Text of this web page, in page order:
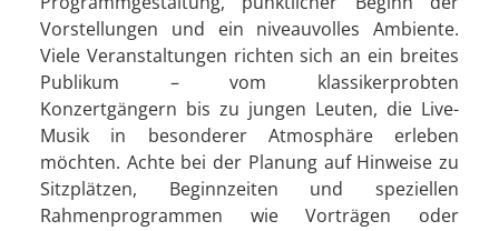
Vorstellungen und ein niveauvolles Ambiente.
Viele Veranstaltungen richten sich an ein breites
Publikum – vom klassikerprobten
Konzertgängern bis zu jungen Leuten, die Live-
Musik in besonderer Atmosphäre erleben
möchten. Achte bei der Planung auf Hinweise zu
Sitzplätzen, Beginnzeiten und speziellen
Rahmenprogrammen wie Vorträgen oder